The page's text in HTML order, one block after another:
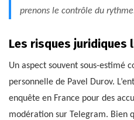
prenons le contrôle du
Les risques juridiques
Un aspect souvent sous-estimé
personnelle de Pavel Durov.
enquête en France pour des
modération sur Telegram. Bien